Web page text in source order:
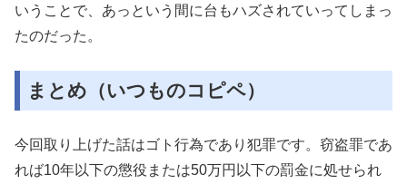
いうことで、あっという間に台もハズされていってしまっ
たのだった。
まとめ（いつものコピペ）
今回取り上げた話はゴト行為であり犯罪です。窃盗罪であ
れば10年以下の懲役または50万円以下の罰金に処せられ